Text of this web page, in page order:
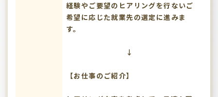
経験やご要望のヒアリングを行ないご
希望に応じた就業先の選定に進みま
す。
↓
【お仕事のご紹介】